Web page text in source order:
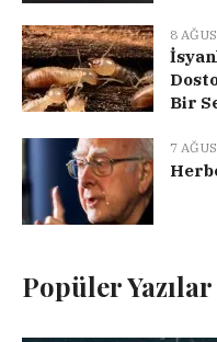
8
Bir
7
Popüler Yazılar